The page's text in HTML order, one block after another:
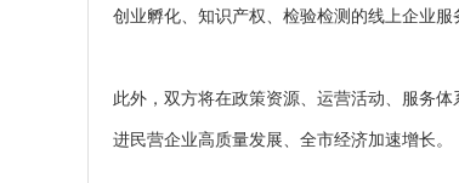
创业孵化、知识产权、检验检测的线上企业服
此外，双方将在政策资源、运营活动、服务
进民营企业高质量发展、全市经济加速增长。